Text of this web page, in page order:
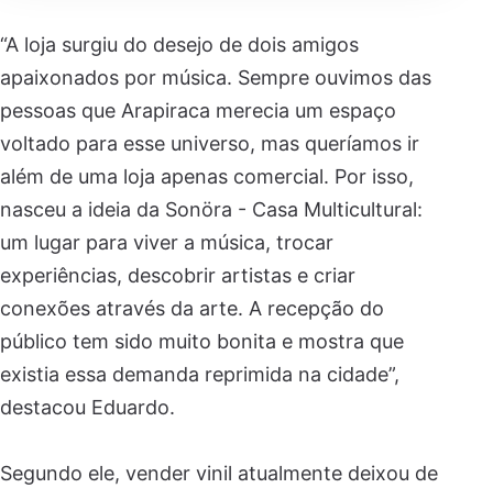
“A loja surgiu do desejo de dois amigos
apaixonados por música. Sempre ouvimos das
pessoas que Arapiraca merecia um espaço
voltado para esse universo, mas queríamos ir
além de uma loja apenas comercial. Por isso,
nasceu a ideia da Sonöra - Casa Multicultural:
um lugar para viver a música, trocar
experiências, descobrir artistas e criar
conexões através da arte. A recepção do
público tem sido muito bonita e mostra que
existia essa demanda reprimida na cidade”,
destacou Eduardo.
Segundo ele, vender vinil atualmente deixou de